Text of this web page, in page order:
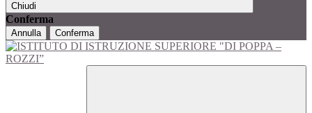
Chiudi
Conferma
Annulla Conferma